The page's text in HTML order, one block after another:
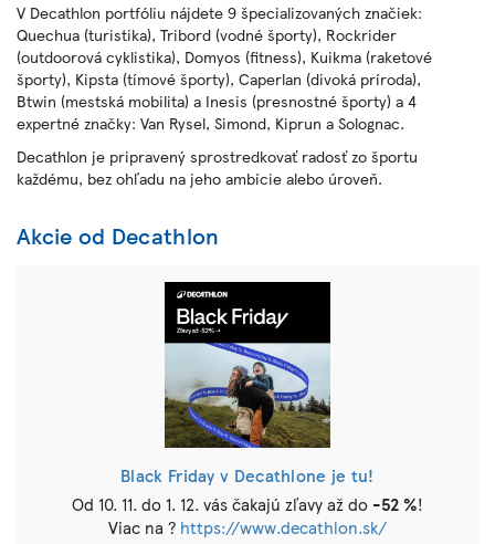
V Decathlon portfóliu nájdete 9 špecializovaných značiek:
Quechua (turistika), Tribord (vodné športy), Rockrider
(outdoorová cyklistika), Domyos (fitness), Kuikma (raketové
športy), Kipsta (tímové športy), Caperlan (divoká príroda),
Btwin (mestská mobilita) a Inesis (presnostné športy) a 4
expertné značky: Van Rysel, Simond, Kiprun a Solognac.
Decathlon je pripravený sprostredkovať radosť zo športu
každému, bez ohľadu na jeho ambície alebo úroveň.
Akcie od Decathlon
Black Friday v Decathlone je tu!
Od 10. 11. do 1. 12. vás čakajú zľavy až do -52 %!
Viac na ? https://www.decathlon.sk/